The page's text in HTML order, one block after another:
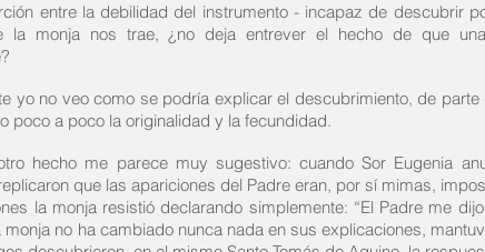
entre la debilidad del instrumento - incapaz de descubrir
la monja nos trae, ¿no deja entrever el hecho de que
yo no veo como se podría explicar el descubrimiento, de
poco a poco la originalidad y la fecundidad.
hecho me parece muy sugestivo: cuando Sor Eugenia
que las apariciones del Padre eran, por sí mimas,
la monja resistió declarando simplemente: “El Padre me
monja no ha cambiado nunca nada en sus explicaciones,